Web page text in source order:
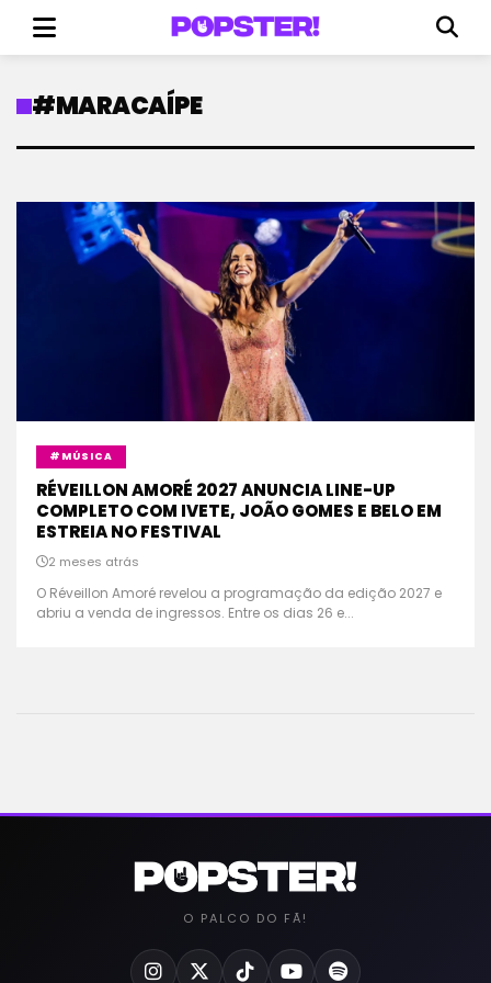
#MARACAÍPE
#MÚSICA
RÉVEILLON AMORÉ 2027 ANUNCIA LINE-UP
COMPLETO COM IVETE, JOÃO GOMES E BELO EM
ESTREIA NO FESTIVAL
2 meses atrás
O Réveillon Amoré revelou a programação da edição 2027 e
abriu a venda de ingressos. Entre os dias 26 e...
O PALCO DO FÃ!